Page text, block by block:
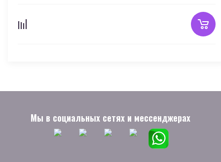
Мы в социальных сетях и мессенджерах